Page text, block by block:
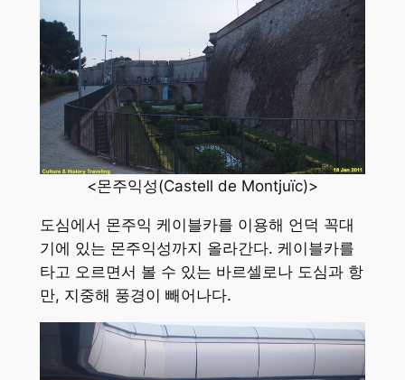
<몬주익성(Castell de Montjuïc)>
도심에서 몬주익 케이블카를 이용해 언덕 꼭대
기에 있는 몬주익성까지 올라간다. 케이블카를
타고 오르면서 볼 수 있는 바르셀로나 도심과 항
만, 지중해 풍경이 빼어나다.